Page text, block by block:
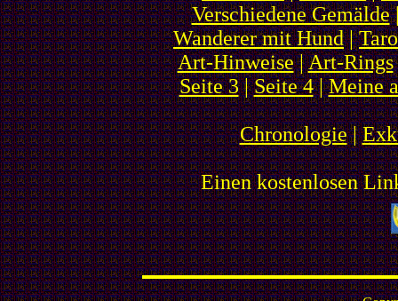
Verschiedene Gemälde
Wanderer mit Hund|
Art-Hinweise|Art-Rings
Seite 3|Seite 4|Meine
Chronologie|
Einen kostenlosen